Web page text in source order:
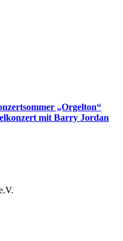
„Orgelton“
mit Barry Jordan